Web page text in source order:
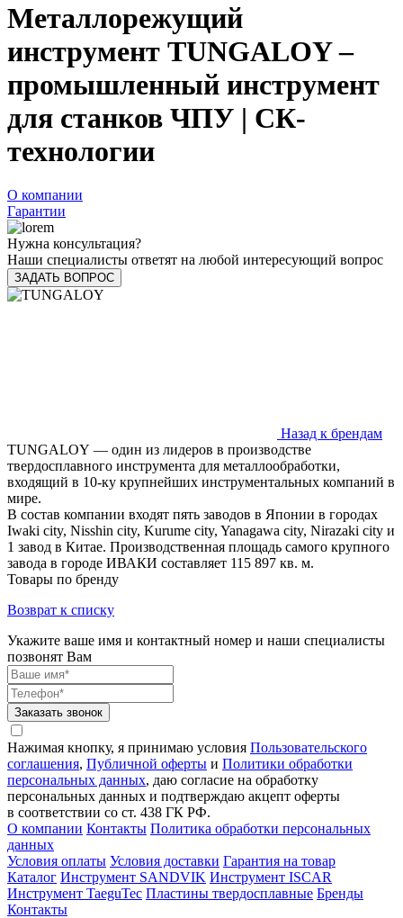
Металлорежущий
инструмент TUNGALOY –
промышленный инструмент
для станков ЧПУ | СК-
технологии
О компании
Гарантии
Нужна консультация?
Наши специалисты ответят на любой интересующий вопрос
ЗАДАТЬ ВОПРОС
Назад к брендам
TUNGALOY — один из лидеров в производстве
твердосплавного инструмента для металлообработки,
входящий в 10-ку крупнейших инструментальных компаний в
мире.
В состав компании входят пять заводов в Японии в городах
Iwaki city, Nisshin city, Kurume city, Yanagawa city, Nirazaki city и
1 завод в Китае. Производственная площадь самого крупного
завода в городе ИВАКИ составляет 115 897 кв. м.
Товары по бренду
Возврат к списку
Укажите ваше имя и контактный номер и наши специалисты
позвонят Вам
Заказать звонок
Нажимая кнопку, я принимаю условия Пользовательского
соглашения, Публичной оферты и Политики обработки
персональных данных, даю согласие на обработку
персональных данных и подтверждаю акцепт оферты
в соответствии со ст. 438 ГК РФ.
О компании Контакты Политика обработки персональных
данных
Условия оплаты Условия доставки Гарантия на товар
Каталог Инструмент SANDVIK Инструмент ISCAR
Инструмент TaeguTec Пластины твердосплавные Бренды
Контакты